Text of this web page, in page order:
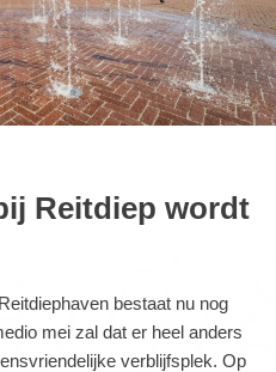
Reitdiep wordt
bestaat nu nog
mei zal dat er heel anders
verblijfsplek. Op